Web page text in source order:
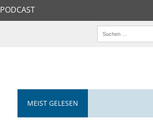
PODCAST
MEIST GELESEN